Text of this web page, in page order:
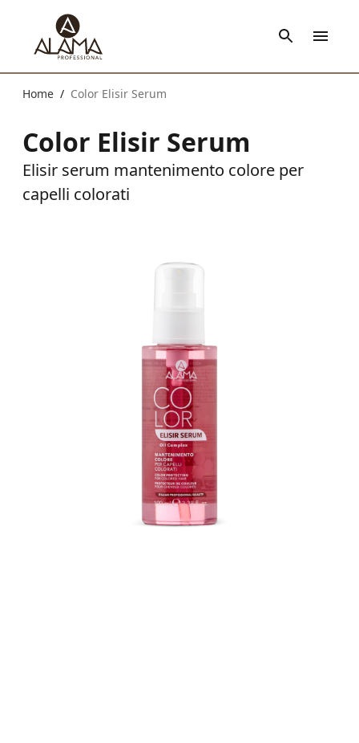
Home / Color Elisir Serum
Color Elisir Serum
Elisir serum mantenimento colore per
capelli colorati